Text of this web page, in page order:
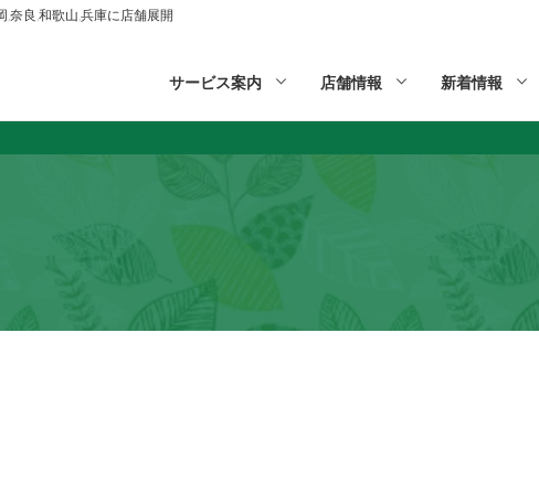
奈良,和歌山,兵庫に店舗展開
サービス案内 店舗情報 新着情報